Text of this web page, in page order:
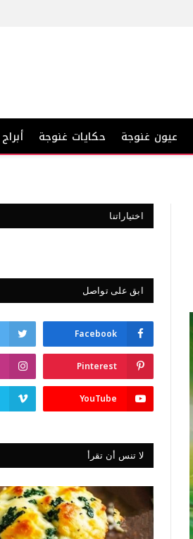
عيون غنوجة حكايات غنوجة أبراج
اختياراتنا
ابق على تواصل
Facebook
Pinterest
YouTube
لا تنس أن تقرأ